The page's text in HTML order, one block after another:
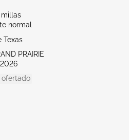
millas
normal
Texas
PRAIRIE
ofertado